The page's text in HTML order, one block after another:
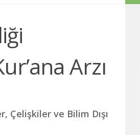
Arzı
ve Bilim Dışı